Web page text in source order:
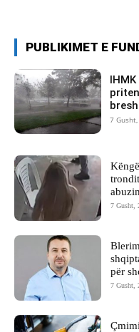
PUBLIKIMET E
7
7 Gusht,
për
7 Gusht,